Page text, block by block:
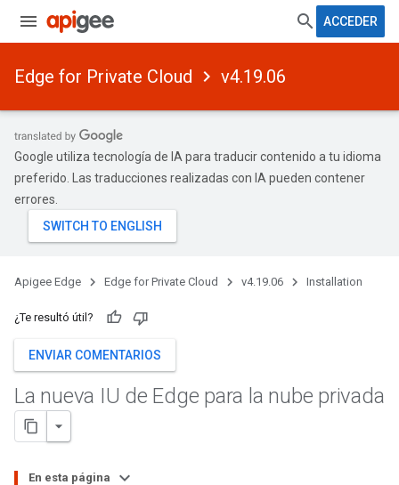
ACCEDER
Edge for Private Cloud v4.19.06
Google utiliza tecnología de IA para traducir contenido a tu idioma
preferido. Las traducciones realizadas con IA pueden contener
errores.
Apigee Edge Edge for Private Cloud v4.19.06 Installation
¿Te resultó útil?
ENVIAR COMENTARIOS
La nueva IU de Edge para la nube privada
En esta página